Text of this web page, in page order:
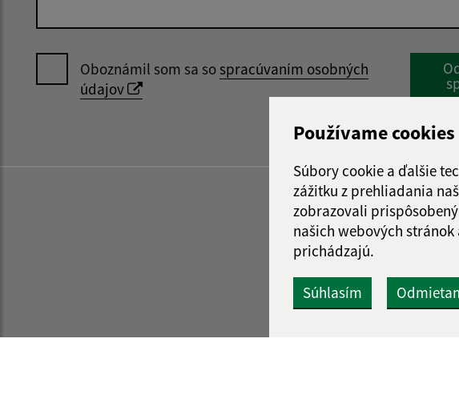
Používame cookies
Súbory cookie a ďalšie
zážitku z prehliadania
zobrazovali
našich webových
prichádzajú.
Súhlasím
Oboznámil som sa sospracúvaním osobných
údajov
Google